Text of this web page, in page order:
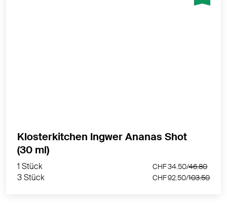
1 Stück
3 Stück
Klosterkitchen Ingwer Ananas Shot
(30 ml)
1 Stück
3 Stück
CHF 34.50/46.80
CHF 92.50/103.50